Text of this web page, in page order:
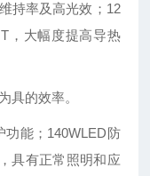
持率及高光效；12
，大幅度提高导热
具的效率。
能；140WLED防
具有正常照明和应